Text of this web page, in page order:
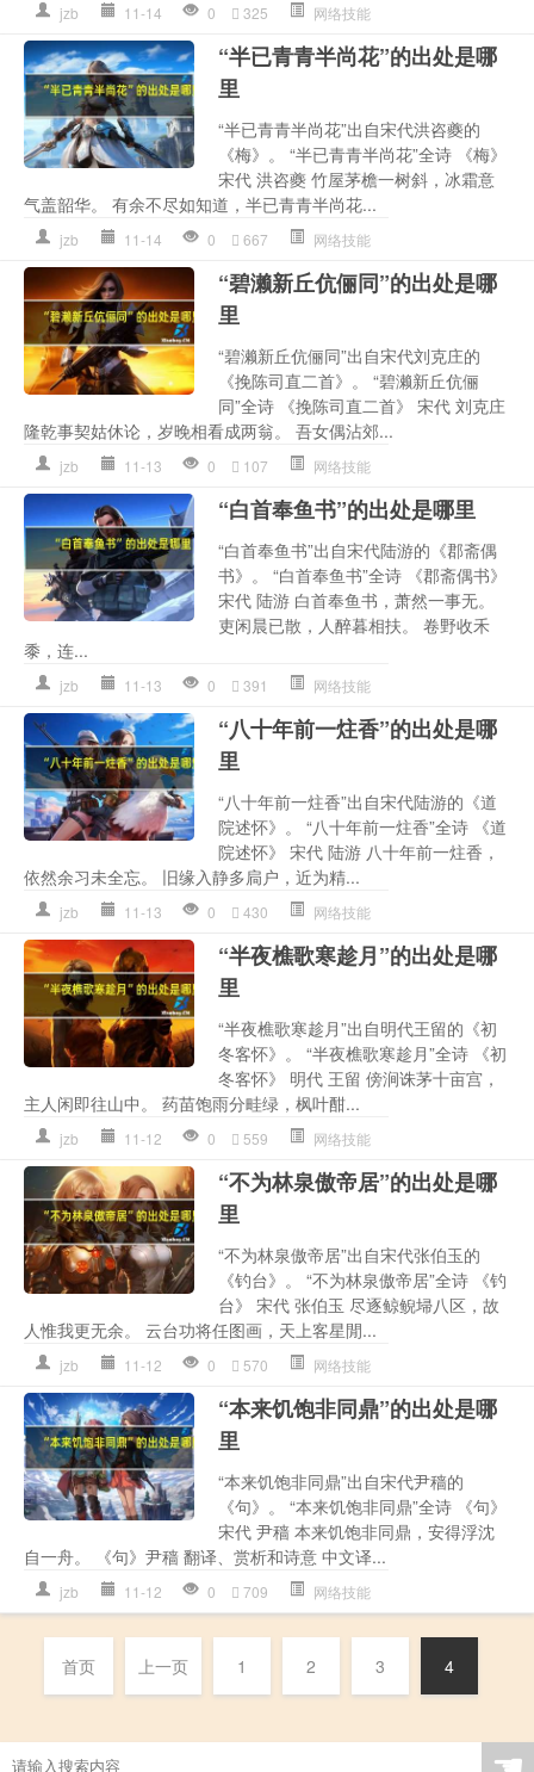
jzb 11-14 0 325 网络技能
“半已青青半尚花”的出处是哪
里
“半已青青半尚花”出自宋代洪咨夔的
《梅》。 “半已青青半尚花”全诗 《梅》
宋代 洪咨夔 竹屋茅檐一树斜，冰霜意
气盖韶华。 有余不尽如知道，半已青青半尚花...
jzb 11-14 0 667 网络技能
“碧濑新丘伉俪同”的出处是哪
里
“碧濑新丘伉俪同”出自宋代刘克庄的
《挽陈司直二首》。 “碧濑新丘伉俪
同”全诗 《挽陈司直二首》 宋代 刘克庄
隆乾事契姑休论，岁晚相看成两翁。 吾女偶沾郊...
jzb 11-13 0 107 网络技能
“白首奉鱼书”的出处是哪里
“白首奉鱼书”出自宋代陆游的《郡斋偶
书》。 “白首奉鱼书”全诗 《郡斋偶书》
宋代 陆游 白首奉鱼书，萧然一事无。
吏闲晨已散，人醉暮相扶。 卷野收禾
黍，连...
jzb 11-13 0 391 网络技能
“八十年前一炷香”的出处是哪
里
“八十年前一炷香”出自宋代陆游的《道
院述怀》。 “八十年前一炷香”全诗 《道
院述怀》 宋代 陆游 八十年前一炷香，
依然余习未全忘。 旧缘入静多扃户，近为精...
jzb 11-13 0 430 网络技能
“半夜樵歌寒趁月”的出处是哪
里
“半夜樵歌寒趁月”出自明代王留的《初
冬客怀》。 “半夜樵歌寒趁月”全诗 《初
冬客怀》 明代 王留 傍涧诛茅十亩宫，
主人闲即往山中。 药苗饱雨分畦绿，枫叶酣...
jzb 11-12 0 559 网络技能
“不为林泉傲帝居”的出处是哪
里
“不为林泉傲帝居”出自宋代张伯玉的
《钓台》。 “不为林泉傲帝居”全诗 《钓
台》 宋代 张伯玉 尽逐鲸鲵埽八区，故
人惟我更无余。 云台功将任图画，天上客星閒...
jzb 11-12 0 570 网络技能
“本来饥饱非同鼎”的出处是哪
里
“本来饥饱非同鼎”出自宋代尹穑的
《句》。 “本来饥饱非同鼎”全诗 《句》
宋代 尹穑 本来饥饱非同鼎，安得浮沈
自一舟。 《句》尹穑 翻译、赏析和诗意 中文译...
jzb 11-12 0 709 网络技能
首页 上一页 1 2 3 4